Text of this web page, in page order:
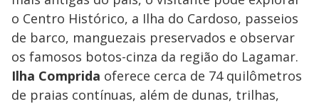
o Centro Histórico, a Ilha do Cardoso, passeios
de barco, manguezais preservados e observar
os famosos botos-cinza da região do Lagamar.
Ilha Comprida oferece cerca de 74 quilômetros
de praias contínuas, além de dunas, trilhas,